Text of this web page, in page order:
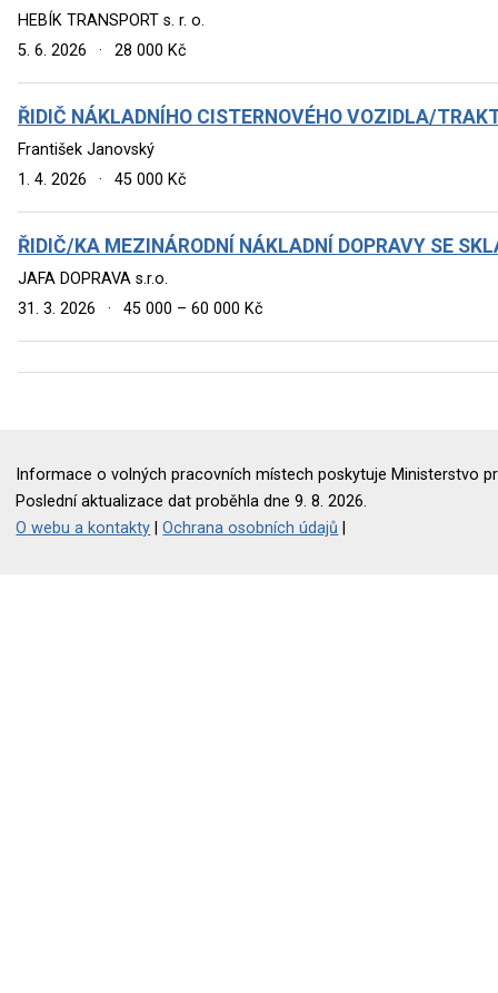
HEBÍK TRANSPORT s. r. o.
5. 6. 2026
· 28 000 Kč
ŘIDIČ NÁKLADNÍHO CISTERNOVÉHO VOZIDLA/
František Janovský
1. 4. 2026
· 45 000 Kč
ŘIDIČ/KA MEZINÁRODNÍ NÁKLADNÍ DOPRAVY SE
JAFA DOPRAVA s.r.o.
31. 3. 2026
· 45 000 – 60 000 Kč
Informace o volných pracovních místech poskytuje Ministerstvo
Poslední aktualizace dat proběhla dne 9. 8. 2026.
O webu a kontakty |Ochrana osobních údajů